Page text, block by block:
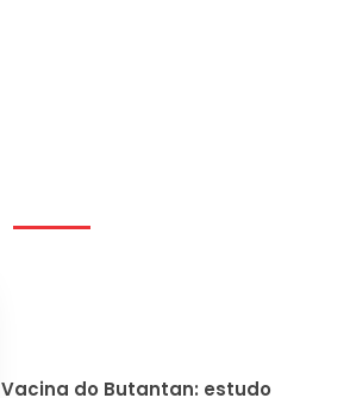
Vacina do Butantan: estudo